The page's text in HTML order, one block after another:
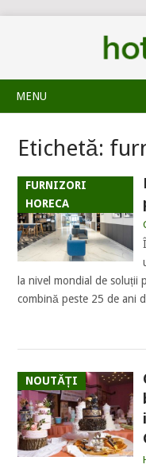
MENU
Etichetă:
FURNIZORI
HORECA
la nivel mondial de soluții
combină peste 25 de ani
NOUTĂȚI